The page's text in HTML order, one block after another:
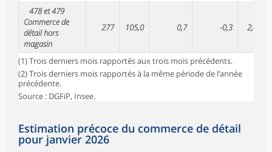
478 et 479
Commerce de
détail hors
magasin
277 105,0 0,7 -0,3 2,4
(1) Trois derniers mois rapportés aux trois mois précédents.
(2) Trois derniers mois rapportés à la même période de l’année
précédente.
Source : DGFiP, Insee.
Estimation précoce du commerce de détail
pour janvier 2026